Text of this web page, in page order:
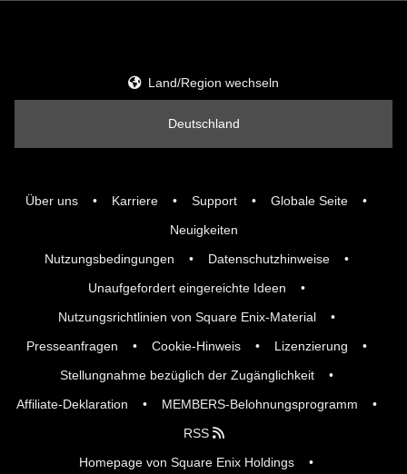
Über uns Karriere Support
Globale Seite
Neuigkeiten
Nutzungsbedingungen
Datenschutzhinweise
Unaufgefordert eingereichte Ideen
Nutzungsrichtlinien von Square Enix-Material
Presseanfragen
Cookie-Hinweis
Lizenzierung
Stellungnahme bezüglich der Zugänglichkeit
Affiliate-Deklaration
MEMBERS-Belohnungsprogramm
RSS
Homepage von Square Enix Holdings
Land/Region wechseln
Deutschland